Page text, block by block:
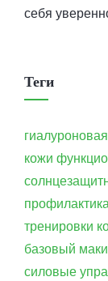
себя
Теги
кожи
тренировки
базовый
силовые